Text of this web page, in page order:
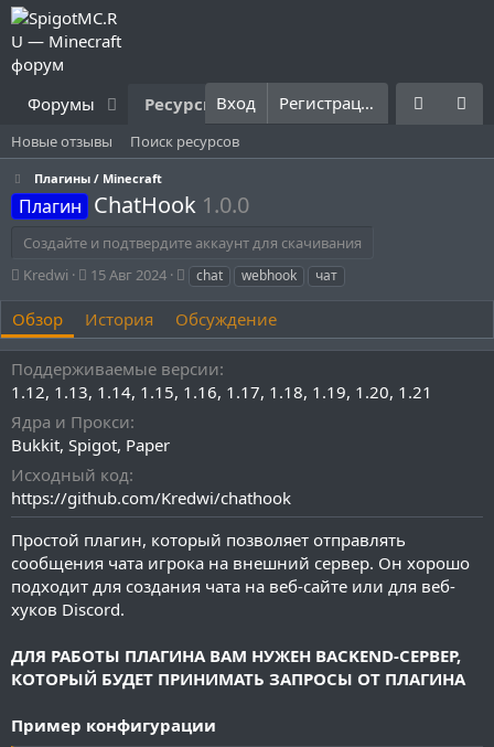
Форумы Ресурсы Что нового? Правила
Вход Регистрация
Новые отзывы Поиск ресурсов
Плагины / Minecraft
Плагин ChatHook 1.0.0
Создайте и подтвердите аккаунт для скачивания
А
т
о
р
Kredwi
Д
т
а
с
о
з
а
н
и
я
15 Авг 2024
Т
г
и
chat webhook чат
Обзор История Обсуждение
Поддерживаемые версии
1.12 1.13 1.14 1.15 1.16 1.17 1.18 1.19 1.20 1.21
Ядра и Прокси
Bukkit Spigot Paper
Исходный код
https://github.com/Kredwi/chathook
Простой плагин, который позволяет отправлять
сообщения чата игрока на внешний сервер. Он хорошо
подходит для создания чата на веб-сайте или для веб-
хуков Discord.
ДЛЯ РАБОТЫ ПЛАГИНА ВАМ НУЖЕН BACKEND-СЕРВЕР,
КОТОРЫЙ БУДЕТ ПРИНИМАТЬ ЗАПРОСЫ ОТ ПЛАГИНА
Пример конфигурации